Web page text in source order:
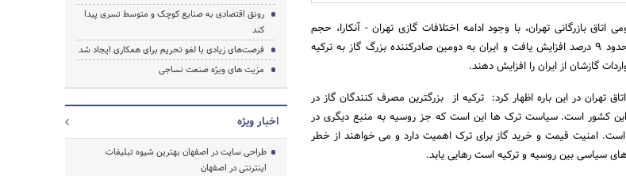
بازرگانی تهران، با وجود ادامه اختلافات گازی تهران - آنکارا، حجم
صادرات گاز کشور از ابتدای سال‌جاری تاکنون حدود 9 درصد افزایش یافت و ایران به دومین صادرکننده بزرگ گاز به ترکیه
گازشان از ایران را افزایش دهند.
تهران در این باره اظهار کرد: ترکیه از بزرگترین مصرف کنندگان گاز در
این کشور است. سیاست ترک ها این است که جز روسیه به منبع دیگری در
است. امنیت قیمت و خرید گاز برای ترک اهمیت دارد و می خواهند از خطر
سیاسی بین روسیه و ترکیه است رهایی یابد.
رونق اقتصادی به صنایع کوچک و متوسط تسری پیدا
کند
فرصت‌های زیادی با لغو تحریم‌ برای همکاری ایجاد شد
مزیت های ویژه صنعت نساجی
اخبار ویژه
طراحی سایت در اصفهان بهترین شیوه تبلیغات
اینترنتی در اصفهان